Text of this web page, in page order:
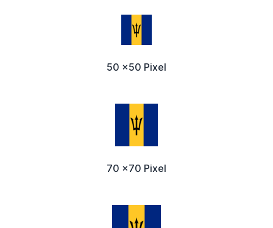
50 x50 Pixel
70 x70 Pixel